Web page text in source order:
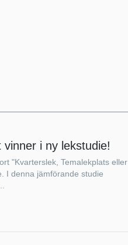
vinner i ny lekstudie!
"Kvarterslek, Temalekplats eller
I denna jämförande studie